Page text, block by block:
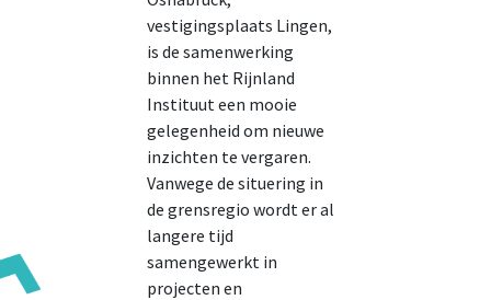
vestigingsplaats Lingen,
is de samenwerking
binnen het Rijnland
Instituut een mooie
gelegenheid om nieuwe
inzichten te vergaren.
Vanwege de situering in
de grensregio wordt er al
langere tijd
samengewerkt in
projecten en